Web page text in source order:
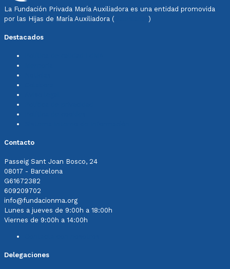
La Fundación Privada María Auxiliadora es una entidad promovida
por las Hijas de María Auxiliadora (
)
Destacados
Contacto
Passeig Sant Joan Bosco, 24
08017 - Barcelona
G61672382
609209702
info@fundacionma.org
Lunes a jueves de 9:00h a 18:00h
Viernes de 9:00h a 14:00h
Delegaciones